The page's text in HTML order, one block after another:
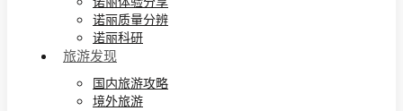
诺丽质量分辨
诺丽科研
旅游发现
国内旅游攻略
境外旅游